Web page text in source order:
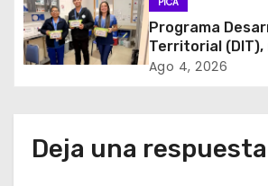
e
e
t
Programa
Territorial (DIT),
entrega de
Ago 4, 2026
Deja una respuesta